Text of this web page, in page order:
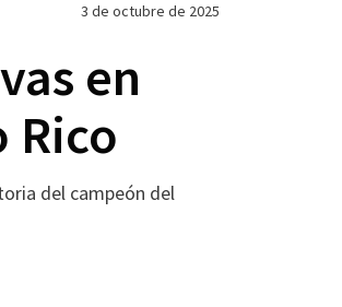
3 de octubre de 2025
en
Rico
del campeón del